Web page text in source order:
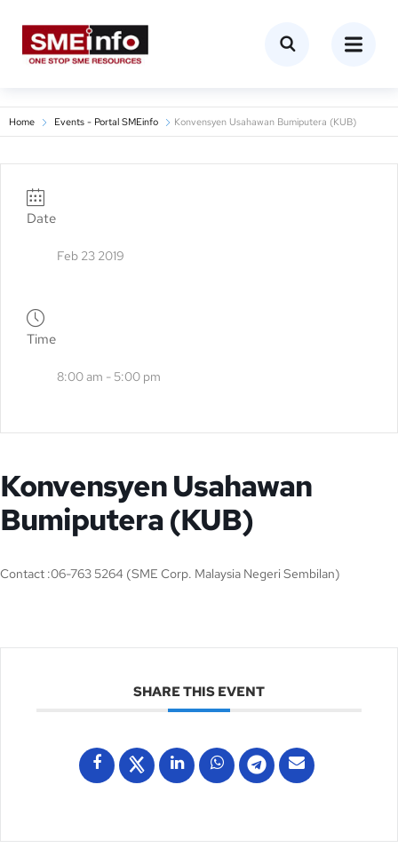
Home Events - Portal SMEinfo Konvensyen Usahawan Bumiputera (KUB)
Date
Feb 23 2019
Time
8:00 am - 5:00 pm
Konvensyen Usahawan
Bumiputera (KUB)
Contact :06-763 5264 (SME Corp. Malaysia Negeri Sembilan)
SHARE THIS EVENT